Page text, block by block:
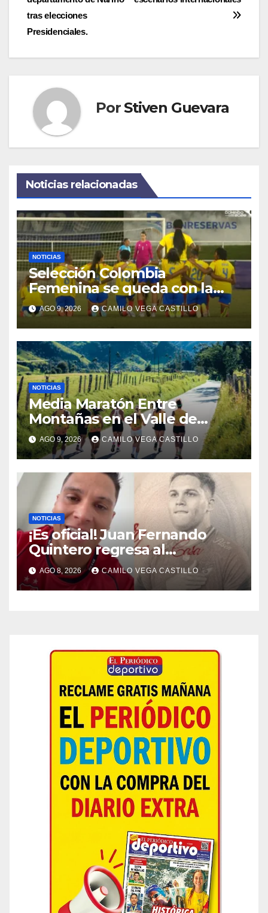
entradas
tras elecciones
Presidenciales.
Por Stiven Guevara
Noticias relacionadas
NOTICIAS
Selección Colombia
Femenina se queda con la
plata: dramática derrota ante
México en los Juegos
Centroamericanos y del
Caribe
AGO 9, 2026 CAMILO VEGA CASTILLO
NOTICIAS
Media Maratón Entre
Montañas en el Valle de
Cocora: Fechas, rutas y todo
sobre la gran fiesta del
running en Salento
AGO 9, 2026 CAMILO VEGA CASTILLO
NOTICIAS
¡Es oficial! Juan Fernando
Quintero regresa al
Independiente Medellín para
el segundo semestre
AGO 8, 2026 CAMILO VEGA CASTILLO